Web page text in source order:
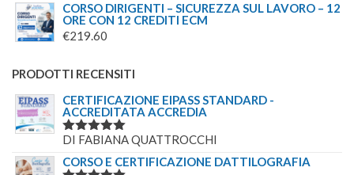
CORSO DIRIGENTI – SICUREZZA SUL LAVORO – 12
ORE CON 12 CREDITI ECM
€219.60
PRODOTTI RECENSITI
CERTIFICAZIONE EIPASS STANDARD -
ACCREDITATA ACCREDIA
VALUTATO
DI FABIANA QUATTROCCHI
CORSO E CERTIFICAZIONE DATTILOGRAFIA